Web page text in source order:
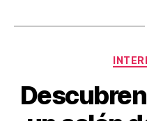
b
k
st